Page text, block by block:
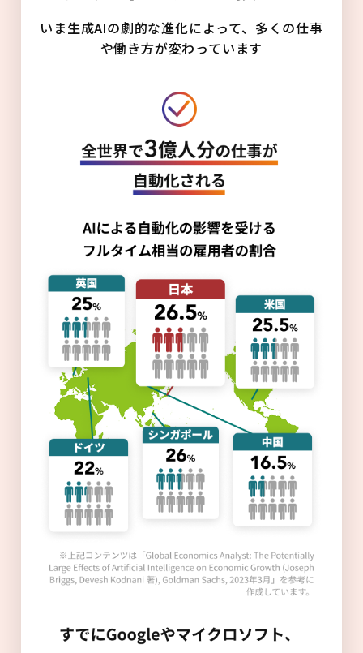
いま生成AIの劇的な進化によって、多くの仕事
や働き方が変わっています